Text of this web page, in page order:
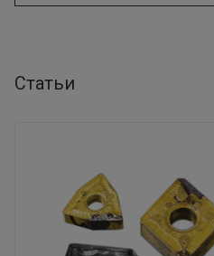
Статьи